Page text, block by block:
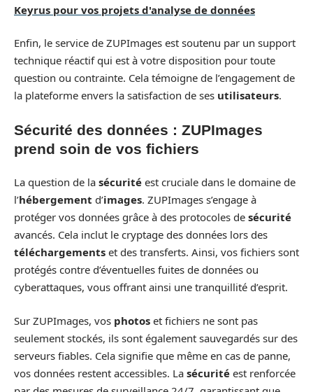
Keyrus pour vos projets d'analyse de données
Enfin, le service de ZUPImages est soutenu par un support
technique réactif qui est à votre disposition pour toute
question ou contrainte. Cela témoigne de l’engagement de
la plateforme envers la satisfaction de ses utilisateurs.
Sécurité des données : ZUPImages
prend soin de vos fichiers
La question de la sécurité est cruciale dans le domaine de
l’hébergement d’images. ZUPImages s’engage à
protéger vos données grâce à des protocoles de sécurité
avancés. Cela inclut le cryptage des données lors des
téléchargements et des transferts. Ainsi, vos fichiers sont
protégés contre d’éventuelles fuites de données ou
cyberattaques, vous offrant ainsi une tranquillité d’esprit.
Sur ZUPImages, vos photos et fichiers ne sont pas
seulement stockés, ils sont également sauvegardés sur des
serveurs fiables. Cela signifie que même en cas de panne,
vos données restent accessibles. La sécurité est renforcée